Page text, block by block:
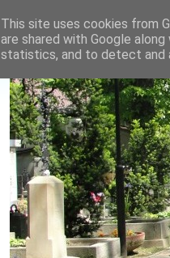
This site uses cookies from
are shared with Google
statistics, and to detect and